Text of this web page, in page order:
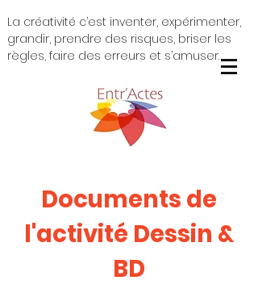
La créativité c’est inventer, expérimenter,
grandir, prendre des risques, briser les
règles, faire des erreurs et s’amuser.
Documents de
l'activité Dessin &
BD